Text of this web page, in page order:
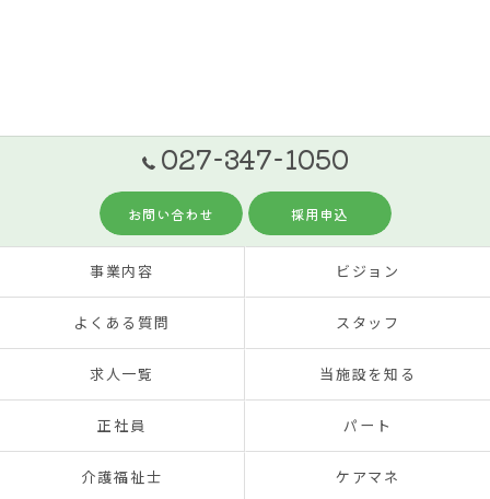
027-347-1050
お問い合わせ 採用申込
事業内容 ビジョン
よくある質問 スタッフ
求人一覧 当施設を知る
正社員 パート
介護福祉士 ケアマネ